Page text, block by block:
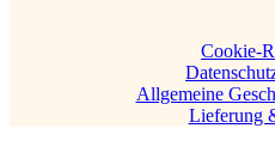
Cookie-
Allgemeine
Lieferung